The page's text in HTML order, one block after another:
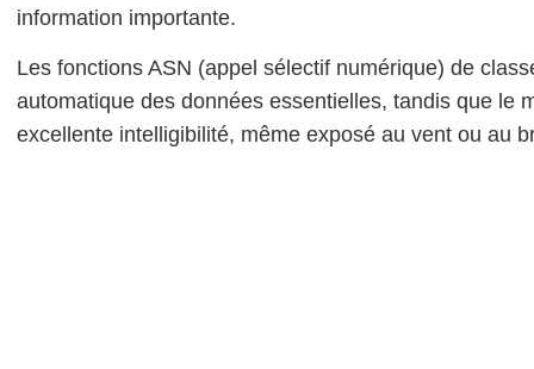
information importante.
Les fonctions ASN (appel sélectif numérique) de
automatique des données essentielles, tandis que le
excellente intelligibilité, même exposé au vent ou au